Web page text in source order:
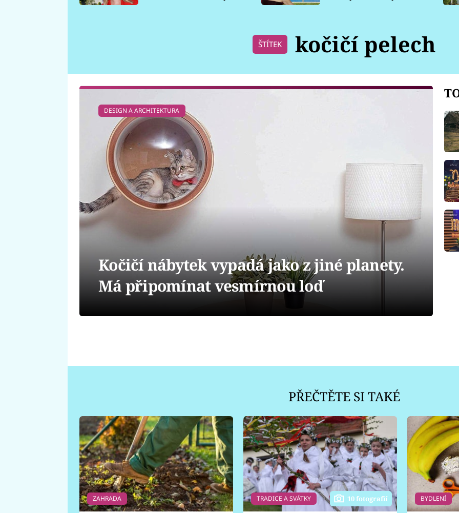
ŠTÍTEK kočičí pelech
DESIGN A ARCHITEKTURA
Kočičí nábytek vypadá jako z jiné planety.
Má připomínat vesmírnou loď
PŘEČTĚTE SI TAKÉ
ZAHRADA TRADICE A SVÁTKY 10 fotografií BYDLENÍ